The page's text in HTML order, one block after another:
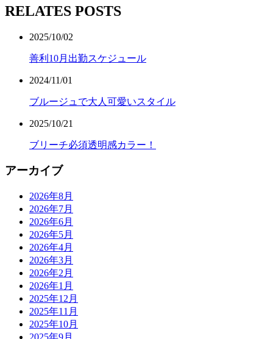
RELATES POSTS
2025/10/02
善利10月出勤スケジュール
2024/11/01
ブルージュで大人可愛いスタイル
2025/10/21
ブリーチ必須透明感カラー！
アーカイブ
2026年8月
2026年7月
2026年6月
2026年5月
2026年4月
2026年3月
2026年2月
2026年1月
2025年12月
2025年11月
2025年10月
2025年9月